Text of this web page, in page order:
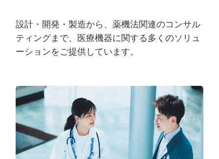
2026.1.8
第40回東日本手外科研究会出展＆ハンズ
2026.1.7
大阪物流センター開設(移転)のお知らせ
2026.1.7
『SurgiGear1.0システム』の販売終了の
設計・開発・製造から、薬機法関連のコンサル
ティングまで、医療機器に関する多くのソリュ
ーションをご提供しています。